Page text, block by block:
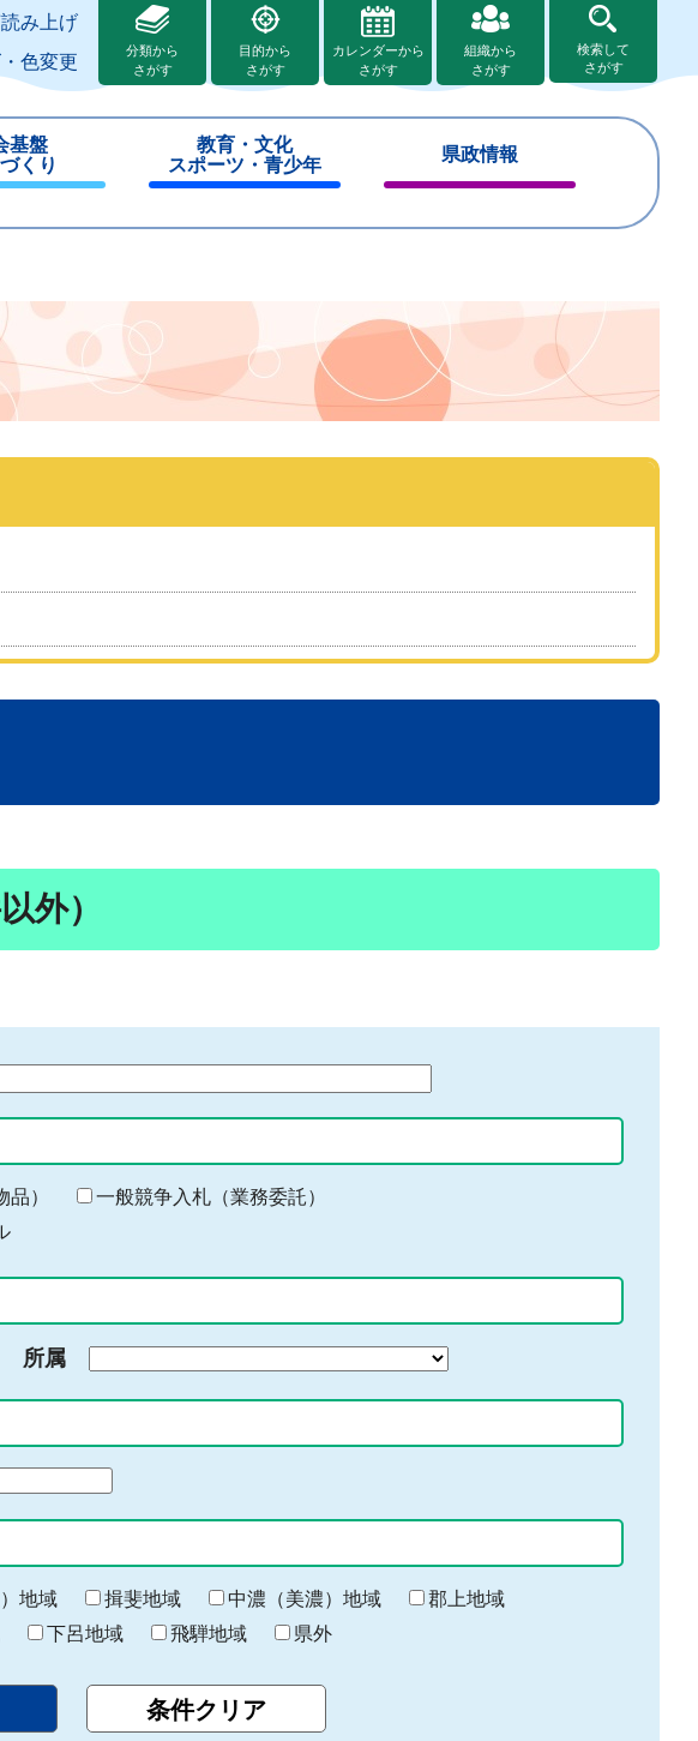
み上げ
色変更
分類から
さがす
目的から
さがす
カレンダーから
さがす
組織から
さがす
検索して
さがす
基盤
くり
教育・文化
スポーツ・青少年
じ
県政情報
じ
外）
）
一般競争入札（業務委託）
所属
地域 揖斐地域 中濃（美濃）地域
郡上地域
下呂地域 飛騨地域 県外